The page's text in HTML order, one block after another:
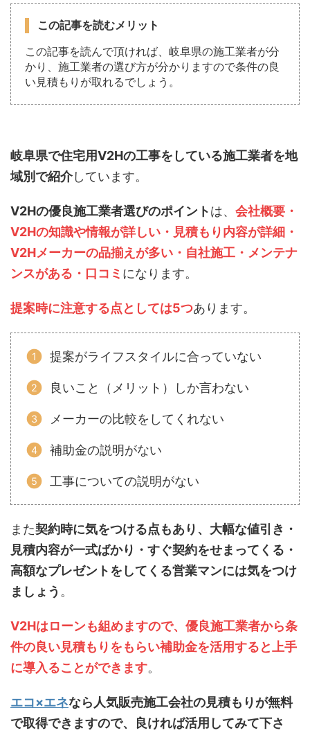
この記事を読むメリット
この記事を読んで頂ければ、岐阜県の施工業者が分
かり、施工業者の選び方が分かりますので条件の良
い見積もりが取れるでしょう。
岐阜県で住宅用V2Hの工事をしている施工業者を地
域別で紹介しています。
V2Hの優良施工業者選びのポイントは、 会社概要・
V2Hの知識や情報が詳しい・見積もり内容が詳細・
V2Hメーカーの品揃えが多い・自社施工・メンテナ
ンスがある・口コミ になります。
提案時に注意する点としては5つあります。
提案がライフスタイルに合っていない
良いこと（メリット）しか言わない
メーカーの比較をしてくれない
補助金の説明がない
工事についての説明がない
また契約時に気をつける点もあり、大幅な値引き・
見積内容が一式ばかり・すぐ契約をせまってくる・
高額なプレゼントをしてくる営業マンには気をつけ
ましょう 。
V2Hはローンも組めますので、優良施工業者から条
件の良い見積もりをもらい補助金を活用すると上手
に導入ることができます。
エコ×エネなら人気販売施工会社の見積もりが無料
で取得できますので、良ければ活用してみて下さ